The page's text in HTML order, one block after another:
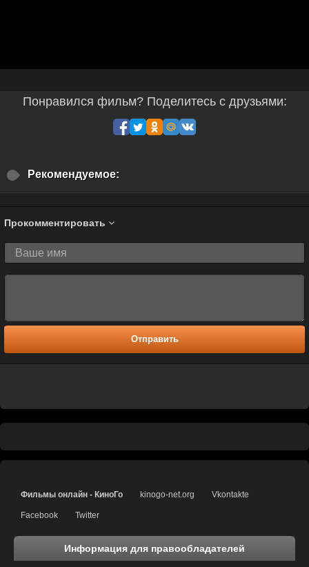
Понравился фильм? Поделитесь с друзьями:
Рекомендуемое:
Прокомментировать
Отправить
Фильмы онлайн - КиноГо kinogo-net.org Vkontakte
Facebook Twitter
Информация для правообладателей